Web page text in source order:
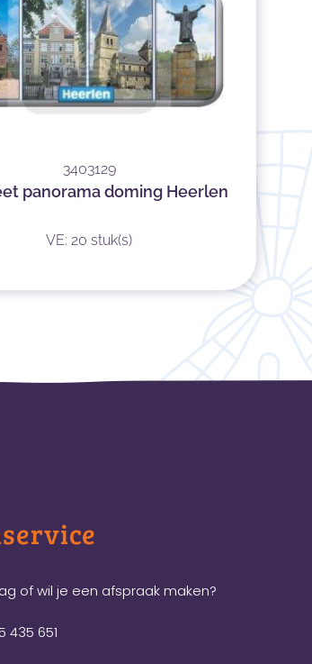
3403129
panorama doming Heerlen
VE: 20 stuk(s)
of wil je een afspraak maken?
435 651